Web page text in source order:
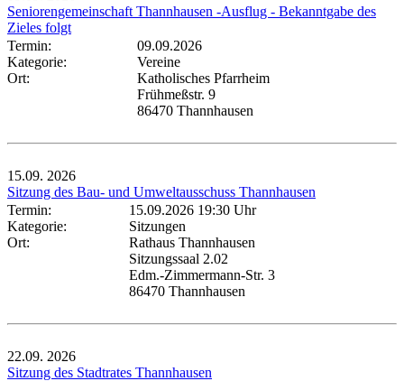
Seniorengemeinschaft Thannhausen -Ausflug - Bekanntgabe des
Zieles folgt
Termin:
09.09.2026
Kategorie:
Vereine
Ort:
Katholisches Pfarrheim
Frühmeßstr. 9
86470 Thannhausen
15.09. 2026
Sitzung des Bau- und Umweltausschuss Thannhausen
Termin:
15.09.2026 19:30 Uhr
Kategorie:
Sitzungen
Ort:
Rathaus Thannhausen
Sitzungssaal 2.02
Edm.-Zimmermann-Str. 3
86470 Thannhausen
22.09. 2026
Sitzung des Stadtrates Thannhausen